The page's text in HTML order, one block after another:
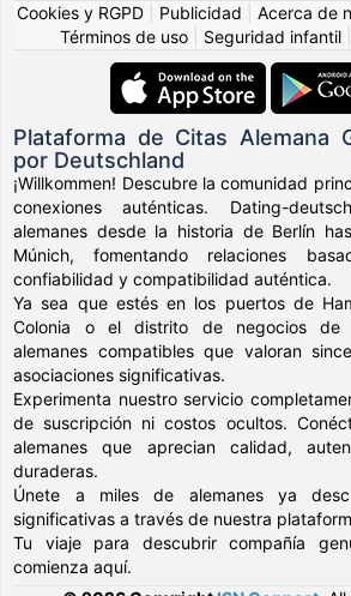
Cookies y RGPD
Publicidad Acerca de
Términos de uso
Seguridad infantil
Plataforma de Citas Alemana
por Deutschland
¡Willkommen! Descubre la comunidad
conexiones auténticas. Dating-
alemanes desde la historia de Berlín
Múnich, fomentando relaciones
confiabilidad y compatibilidad auténtica.
Ya sea que estés en los puertos de
Colonia o el distrito de negocios de
alemanes compatibles que valoran
asociaciones significativas.
Experimenta nuestro servicio
de suscripción ni costos ocultos.
alemanes que aprecian calidad,
duraderas.
Únete a miles de alemanes ya
significativas a través de nuestra
Tu viaje para descubrir compañía
comienza aquí.